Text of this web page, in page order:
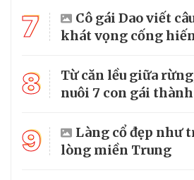
7
Cô gái Dao viết
khát vọng cống
8
Từ căn lều giữa
nuôi 7 con gái
9
Làng cổ đẹp như
lòng miền Trung